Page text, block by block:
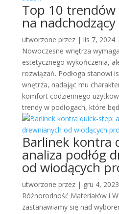
Top 10 trendów
na nadchodzący
utworzone przez | lis 7, 2024|
Nowoczesne wnętrza
estetycznego wykończenia,
rozwiązań. Podłoga stanowi
wnętrza, nadając mu
komfort codziennego
trendy w podłogach, które
Barlinek kontra
analiza podłóg
od wiodących
utworzone przez | gru 4, 2023
Różnorodność Materiałów i
zastanawiamy się nad